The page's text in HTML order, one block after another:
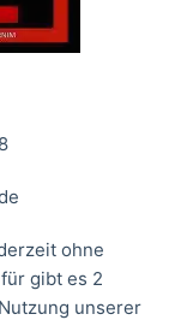
ohne
gibt es 2
unserer